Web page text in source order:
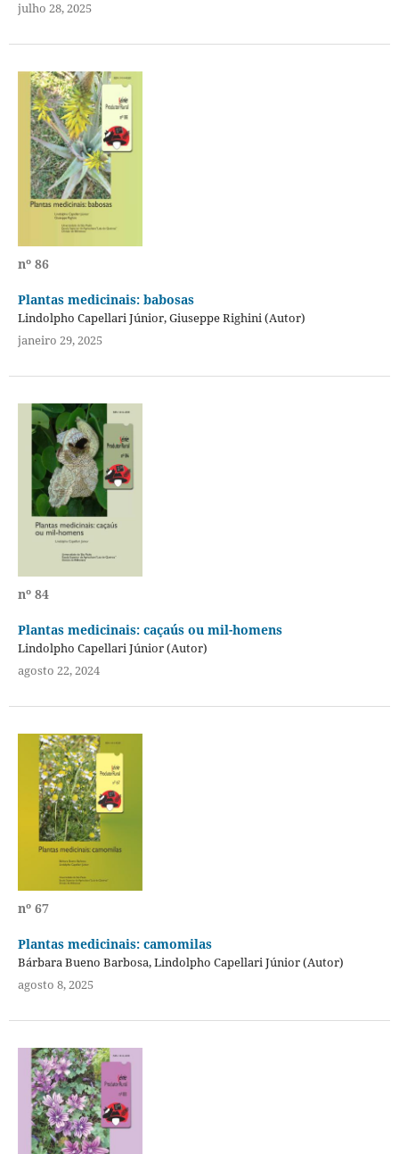
julho 28, 2025
nº 86
Plantas medicinais: babosas
Lindolpho Capellari Júnior, Giuseppe Righini (Autor)
janeiro 29, 2025
nº 84
Plantas medicinais: caçaús ou mil-homens
Lindolpho Capellari Júnior (Autor)
agosto 22, 2024
nº 67
Plantas medicinais: camomilas
Bárbara Bueno Barbosa, Lindolpho Capellari Júnior (Autor)
agosto 8, 2025